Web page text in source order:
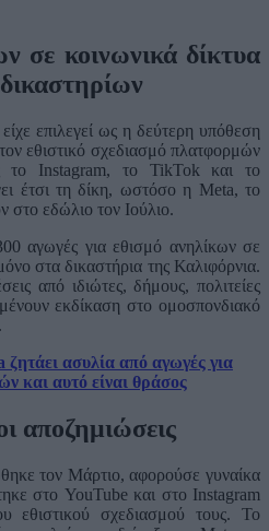
σε κοινωνικά δίκτυα
επιλεγεί ως η δεύτερη υπόθεση
εθιστικό σχεδιασμό πλατφορμών
Instagram, το TikTok και το
έτσι τη δίκη, ωστόσο η Meta, το
στο εδώλιο τον Ιούλιο.
αγωγές για εθισμό ανηλίκων σε
στα δικαστήρια της Καλιφόρνια.
από ιδιώτες, δήμους, πολιτείες
εκδίκαση στο ομοσπονδιακό
ασυλία από αγωγές για
και αυτό είναι θράσος
αποζημιώσεις
τον Μάρτιο, αφορούσε γυναίκα
στο YouTube και στο Instagram
εθιστικού σχεδιασμού τους. Το